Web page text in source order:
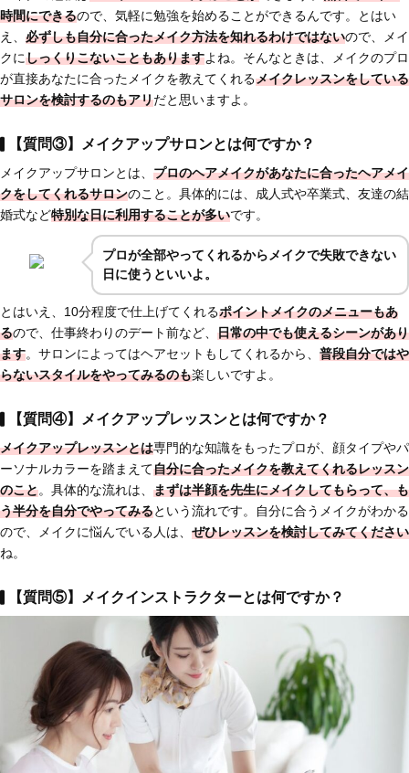
時間にできるので、気軽に勉強を始めることができるんです。とはい
え、 必ずしも自分に合ったメイク方法を知れるわけではないので、メイ
クにしっくりこないこともありますよね。そんなときは、メイクのプロ
が直接あなたに合ったメイクを教えてくれるメイクレッスンをしている
サロンを検討するのもアリだと思いますよ。
【質問③】メイクアップサロンとは何ですか？
メイクアップサロンとは、 プロのヘアメイクがあなたに合ったヘアメイ
クをしてくれるサロンのこと。具体的には、成人式や卒業式、友達の結
婚式など特別な日に利用することが多いです。
プロが全部やってくれるからメイクで失敗できない
日に使うといいよ。
とはいえ、10分程度で仕上げてくれるポイントメイクのメニューもあ
るので、仕事終わりのデート前など、 日常の中でも使えるシーンがあり
ます。サロンによってはヘアセットもしてくれるから、 普段自分ではや
らないスタイルをやってみるのも楽しいですよ。
【質問④】メイクアップレッスンとは何ですか？
メイクアップレッスンとは専門的な知識をもったプロが、顔タイプやパ
ーソナルカラーを踏まえて自分に合ったメイクを教えてくれるレッスン
のこと。具体的な流れは、 まずは半顔を先生にメイクしてもらって、も
う半分を自分でやってみるという流れです。自分に合うメイクがわかる
ので、メイクに悩んでいる人は、 ぜひレッスンを検討してみてください
ね。
【質問⑤】メイクインストラクターとは何ですか？